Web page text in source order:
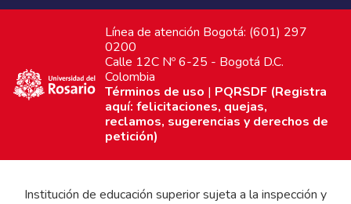
Línea de atención Bogotá: (601) 297
0200
Calle 12C Nº 6-25 - Bogotá D.C.
Colombia
Términos de uso | PQRSDF (Registra
aquí: felicitaciones, quejas,
reclamos, sugerencias y derechos de
petición)
Institución de educación superior sujeta a la inspección y